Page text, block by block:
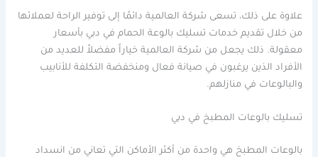
علاوة على ذلك، تسعى شركة العالمية دائمًا إلى توفير الراحة لعملائها
من خلال تقديم خدمات تسليك بالوعة الحمام في دبي بأسعار
معقولة. ذلك يجعل من شركة العالمية خياراً مفضلاً للعديد من
الأفراد الذين يرغبون في صيانة فعال ومنخفضة التكلفة للأنابيب
والبالوعات في منازلهم.
تسليك بالوعات المطبخ في دبي
بالوعات المطبخ هي واحدة من أكثر الأماكن التي تعاني من انسداد